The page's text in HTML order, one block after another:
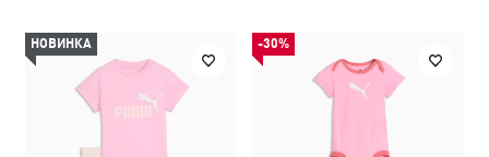
НОВИНКА -30%